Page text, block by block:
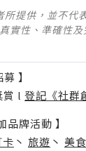
所提供，並不代
實性、準確性
】
賞 l 登記《社群
品牌活動 】
丶 旅遊 丶 美食